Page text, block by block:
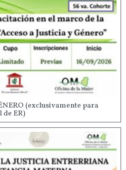
(exclusivamente para
de ER)